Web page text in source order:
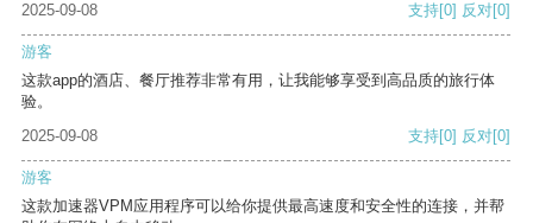
2025-09-08
支持[0] 反对[0]
游客
这款app的酒店、餐厅推荐非常有用，让我能够享受到高品质的旅行体
验。
2025-09-08
支持[0] 反对[0]
游客
这款加速器VPM应用程序可以给你提供最高速度和安全性的连接，并帮